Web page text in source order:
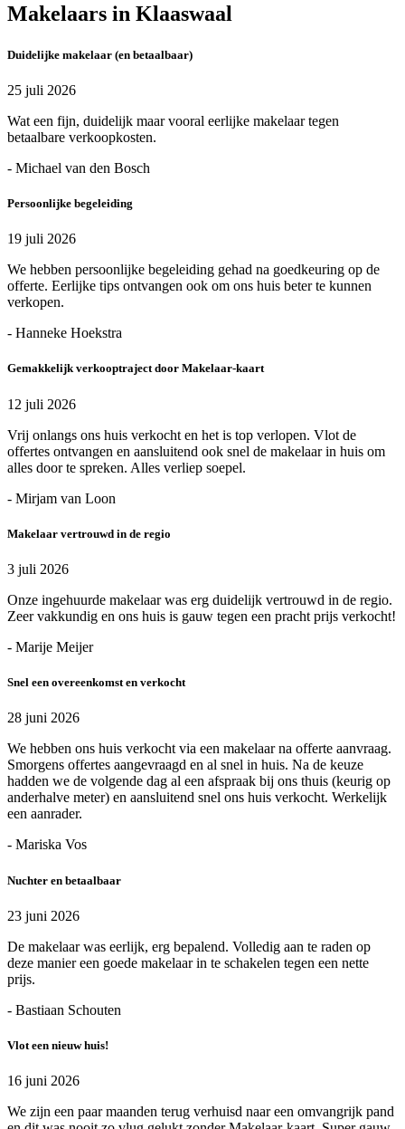
Makelaars in Klaaswaal
Duidelijke makelaar (en betaalbaar)
25 juli 2026
Wat een fijn, duidelijk maar vooral eerlijke makelaar tegen
betaalbare verkoopkosten.
- Michael van den Bosch
Persoonlijke begeleiding
19 juli 2026
We hebben persoonlijke begeleiding gehad na goedkeuring op de
offerte. Eerlijke tips ontvangen ook om ons huis beter te kunnen
verkopen.
- Hanneke Hoekstra
Gemakkelijk verkooptraject door Makelaar-kaart
12 juli 2026
Vrij onlangs ons huis verkocht en het is top verlopen. Vlot de
offertes ontvangen en aansluitend ook snel de makelaar in huis om
alles door te spreken. Alles verliep soepel.
- Mirjam van Loon
Makelaar vertrouwd in de regio
3 juli 2026
Onze ingehuurde makelaar was erg duidelijk vertrouwd in de regio.
Zeer vakkundig en ons huis is gauw tegen een pracht prijs verkocht!
- Marije Meijer
Snel een overeenkomst en verkocht
28 juni 2026
We hebben ons huis verkocht via een makelaar na offerte aanvraag.
Smorgens offertes aangevraagd en al snel in huis. Na de keuze
hadden we de volgende dag al een afspraak bij ons thuis (keurig op
anderhalve meter) en aansluitend snel ons huis verkocht. Werkelijk
een aanrader.
- Mariska Vos
Nuchter en betaalbaar
23 juni 2026
De makelaar was eerlijk, erg bepalend. Volledig aan te raden op
deze manier een goede makelaar in te schakelen tegen een nette
prijs.
- Bastiaan Schouten
Vlot een nieuw huis!
16 juni 2026
We zijn een paar maanden terug verhuisd naar een omvangrijk pand